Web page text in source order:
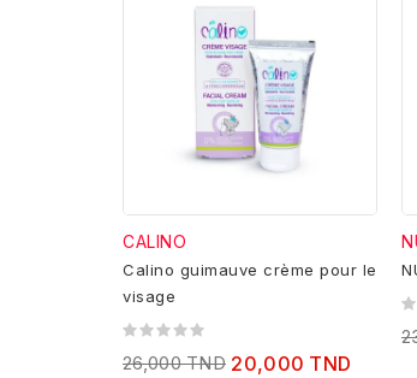
CALINO
Calino guimauve crème pour le
visage
26,000 TND 20,000 TND